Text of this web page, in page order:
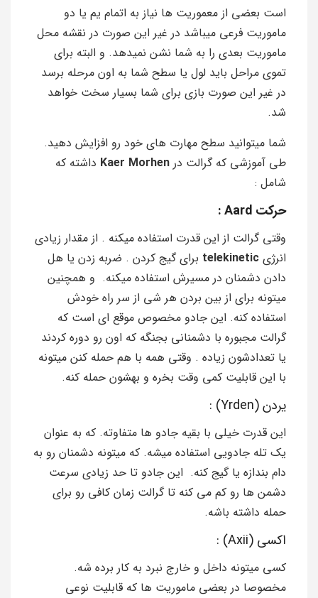
است بعضی از معموریت ها نیاز به اتمام یم یا دو
ماموریت فرعی میباشد در غیر این صورت در نقشه محل
ماموریت بعدی را به شما نشن نمیدهد. و البته برای
تموی مراحل باید لول یا سطح شما به اون مرحله برسد
در غیر این صورت بازی برای شما بسیار سخت خواهد
شد.
شما میتوانید سطح مهارت های خود رو افزایش دهید.
طی آموزشی که گرالت در Kaer Morhen داشته که
شامل :
حرکت Aard :
وقتی گرالت از این قدرت استفاده میکنه . از مقدار زیادی
انرژی telekinetic برای گیج کردن . ضربه زدن یا هل
دادن دشمنان در مسیرش استفاده میکنه. و همچنین
میتونه برای از بین بردن هر شی از سر راه خودش
استفاده کنه. این جادو مخصوص موقع ای است که
گرالت مجبوره با دشمنانی بجنگه که اون رو دوره کردند
یا تعدادشون زیاده . وقتی همه با هم حمله کنن میتونه
با این قابلیت کمی وقت بخره و بهشون حمله کنه.
یردن (Yrden) :
این قدرت خیلی با بقیه جادو ها متفاوته. که به عنوان
یک تله جادویی استفاده میشه. که میتونه دشمنان رو به
دام بندازه یا گیج کنه. این جادو تا حد زیادی سرعت
دشمن ها رو کم می کنه تا گرالت زمان کافی رو برای
حمله داشته باشه.
اکسی (Axii) :
کسی میتونه داخل و خارج نبرد به کار برده شه.
مخصوصا در بعضی ماموریت ها که قابلیت نوعی